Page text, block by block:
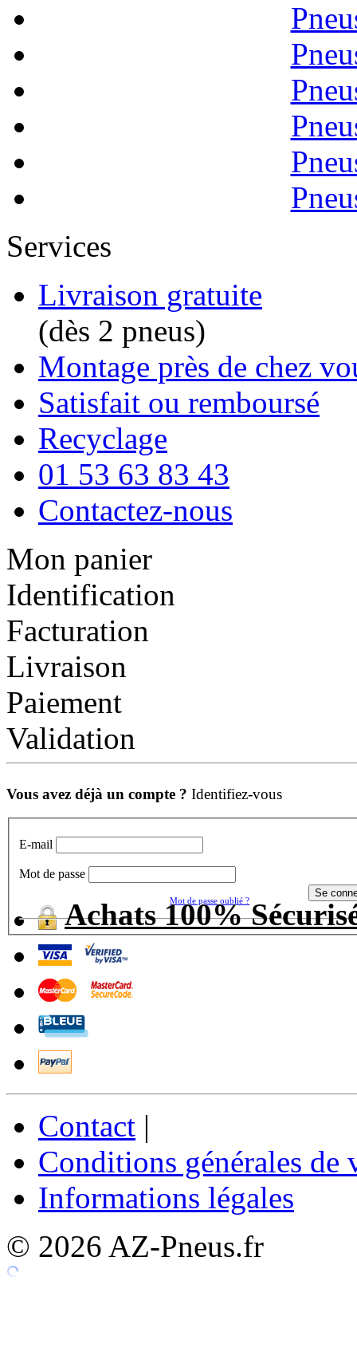
Services
Livraison gratuite
(dès 2 pneus)
Montage près de chez
Satisfait ou remboursé
Recyclage
01 53 63 83 43
Contactez-nous
Mon panier
Identification
Facturation
Livraison
Paiement
Validation
Vous avez déjà un compte ? Identifiez-vous
E-mail
Mot de passe
Mot de passe oublié ?
Achats 100%
Contact |
Conditions générales de
Informations légales
© 2026 AZ-Pneus.fr